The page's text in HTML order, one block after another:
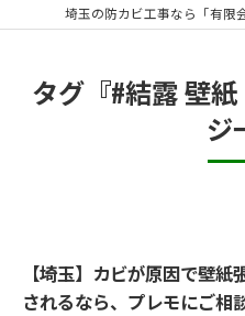
埼玉の防カビ工事なら「有限
タグ『#結露 壁
ジ
【埼玉】カビが原因で壁紙
されるなら、プレモにご相